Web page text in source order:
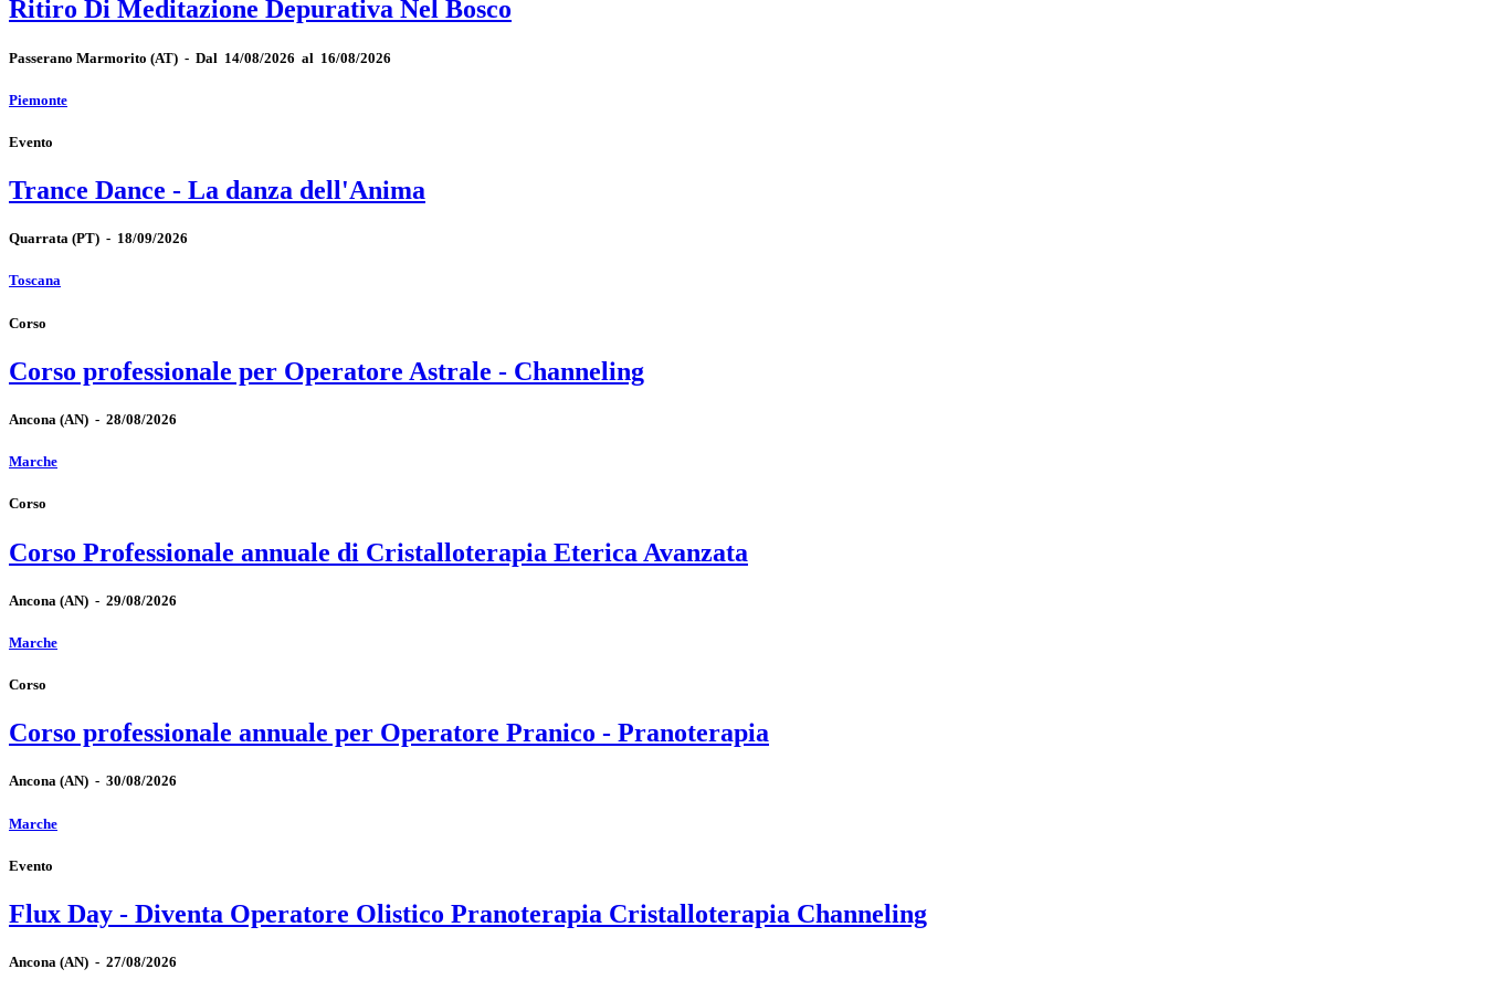
Ritiro Di Meditazione Depurativa Nel Bosco
Passerano Marmorito (AT) - Dal 14/08/2026 al 16/08/2026
Piemonte
Evento
Trance Dance - La danza dell'Anima
Quarrata (PT) - 18/09/2026
Toscana
Corso
Corso professionale per Operatore Astrale - Channeling
Ancona (AN) - 28/08/2026
Marche
Corso
Corso Professionale annuale di Cristalloterapia Eterica Avanzata
Ancona (AN) - 29/08/2026
Marche
Corso
Corso professionale annuale per Operatore Pranico - Pranoterapia
Ancona (AN) - 30/08/2026
Marche
Evento
Flux Day - Diventa Operatore Olistico Pranoterapia Cristalloterapia Channeling
Ancona (AN) - 27/08/2026